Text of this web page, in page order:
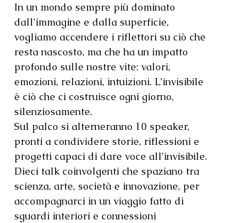
In un mondo sempre più dominato
dall’immagine e dalla superficie,
vogliamo accendere i riflettori su ciò che
resta nascosto, ma che ha un impatto
profondo sulle nostre vite: valori,
emozioni, relazioni, intuizioni. L’invisibile
è ciò che ci costruisce ogni giorno,
silenziosamente.
Sul palco si alterneranno 10 speaker,
pronti a condividere storie, riflessioni e
progetti capaci di dare voce all’invisibile.
Dieci talk coinvolgenti che spaziano tra
scienza, arte, società e innovazione, per
accompagnarci in un viaggio fatto di
sguardi interiori e connessioni